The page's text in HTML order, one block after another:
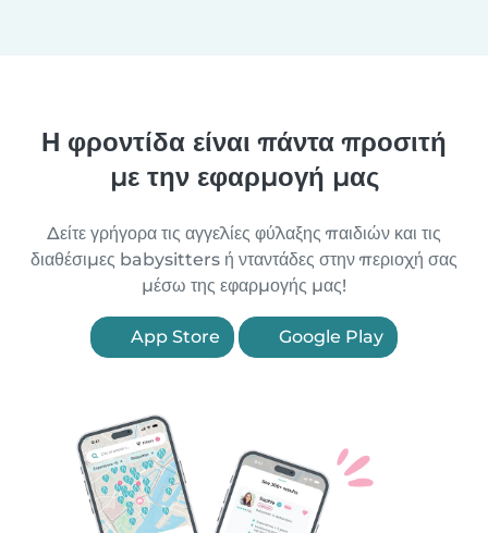
Η φροντίδα είναι πάντα προσιτή
με την εφαρμογή μας
Δείτε γρήγορα τις αγγελίες φύλαξης παιδιών και τις
διαθέσιμες babysitters ή νταντάδες στην περιοχή σας
μέσω της εφαρμογής μας!
App Store Google Play